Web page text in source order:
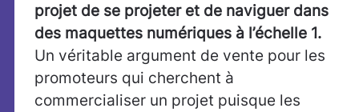
projet de se projeter et de naviguer dans
des maquettes numériques à l’échelle 1.
Un véritable argument de vente pour les
promoteurs qui cherchent à
commercialiser un projet puisque les